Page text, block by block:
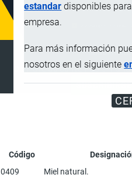
estandar disponibles
empresa.
Para más información
nosotros en el siguiente
Disfrute de contenido sin
SUSCRIBIRSE
Código
0409
Miel natural.